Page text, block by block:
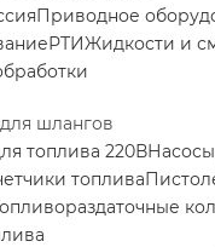
Приводное
РТИЖидкости и
шлангов
топлива 220В
топлива